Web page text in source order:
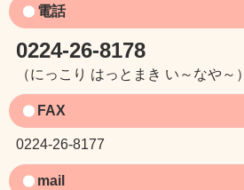
電話
0224-26-8178
（にっこり はっとまき い～なや～）
FAX
0224-26-8177
mail